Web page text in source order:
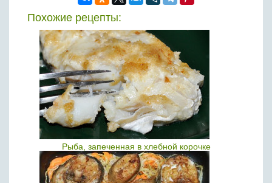
Похожие рецепты:
Рыба, запеченная в хлебной корочке